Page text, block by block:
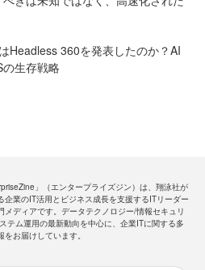
Headless 360を発表したのか？AI
生存戦略
」（エンタープライズジン）は、翔泳社が
企業のIT活用とビジネス成長を支援するITリーダー
メディアです。データテクノロジー/情報セキュリ
テム運用の最新動向を中心に、企業ITに関する多
をお届けしています。